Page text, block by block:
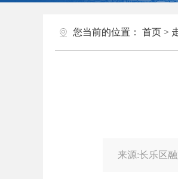
您当前的位置： 首页 >
来源:长乐区